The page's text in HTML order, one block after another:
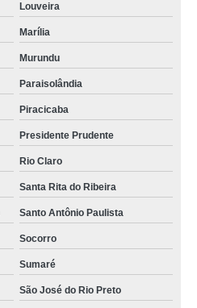
Louveira
Marília
Murundu
Paraisolândia
Piracicaba
Presidente Prudente
Rio Claro
Santa Rita do Ribeira
Santo Antônio Paulista
Socorro
Sumaré
São José do Rio Preto